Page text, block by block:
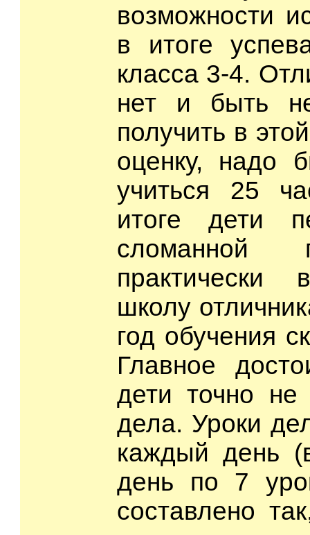
возможности
в итоге
класса 3-4.
нет и быть
получить в
оценку, надо
учиться 25
итоге дети
сломанной
школу
год обучения
Главное
дети точно
дела. Уроки
каждый день
день по 7
составлено